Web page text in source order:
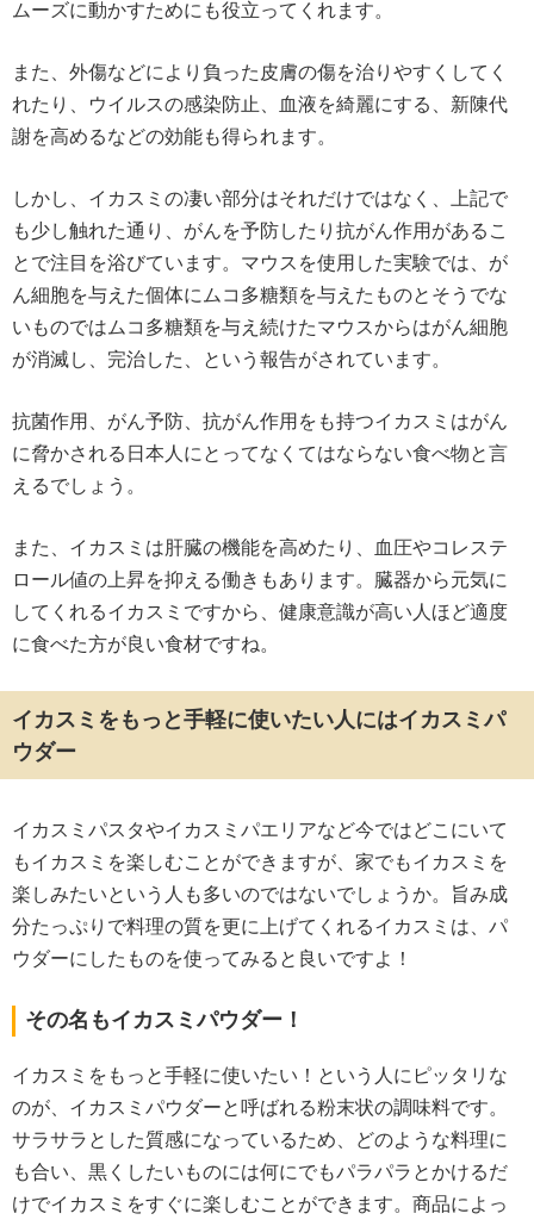
ムーズに動かすためにも役立ってくれます。
また、外傷などにより負った皮膚の傷を治りやすくしてく
れたり、ウイルスの感染防止、血液を綺麗にする、新陳代
謝を高めるなどの効能も得られます。
しかし、イカスミの凄い部分はそれだけではなく、上記で
も少し触れた通り、がんを予防したり抗がん作用があるこ
とで注目を浴びています。マウスを使用した実験では、が
ん細胞を与えた個体にムコ多糖類を与えたものとそうでな
いものではムコ多糖類を与え続けたマウスからはがん細胞
が消滅し、完治した、という報告がされています。
抗菌作用、がん予防、抗がん作用をも持つイカスミはがん
に脅かされる日本人にとってなくてはならない食べ物と言
えるでしょう。
また、イカスミは肝臓の機能を高めたり、血圧やコレステ
ロール値の上昇を抑える働きもあります。臓器から元気に
してくれるイカスミですから、健康意識が高い人ほど適度
に食べた方が良い食材ですね。
イカスミをもっと手軽に使いたい人にはイカスミパ
ウダー
イカスミパスタやイカスミパエリアなど今ではどこにいて
もイカスミを楽しむことができますが、家でもイカスミを
楽しみたいという人も多いのではないでしょうか。旨み成
分たっぷりで料理の質を更に上げてくれるイカスミは、パ
ウダーにしたものを使ってみると良いですよ！
その名もイカスミパウダー！
イカスミをもっと手軽に使いたい！という人にピッタリな
のが、イカスミパウダーと呼ばれる粉末状の調味料です。
サラサラとした質感になっているため、どのような料理に
も合い、黒くしたいものには何にでもパラパラとかけるだ
けでイカスミをすぐに楽しむことができます。商品によっ